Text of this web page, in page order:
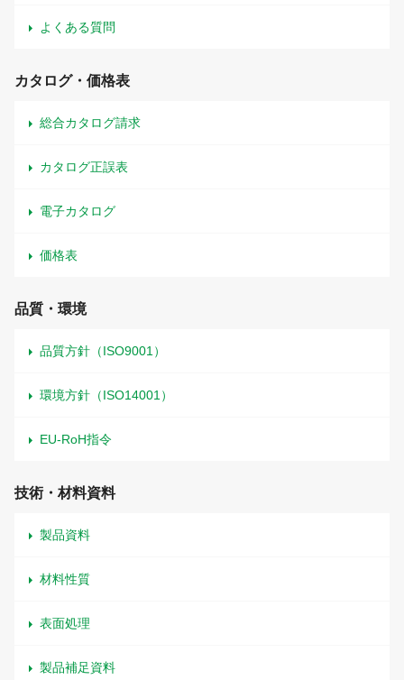
よくある質問
カタログ・価格表
総合カタログ請求
カタログ正誤表
電子カタログ
価格表
品質・環境
品質方針（ISO9001）
環境方針（ISO14001）
EU-RoH指令
技術・材料資料
製品資料
材料性質
表面処理
製品補足資料